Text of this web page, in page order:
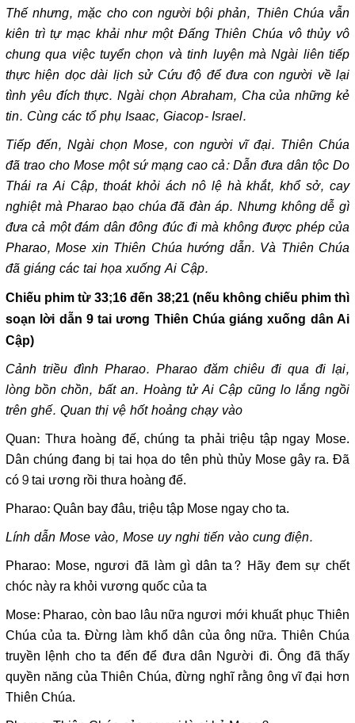
Thế nhưng, mặc cho con người bội phản, Thiên Chúa vẫn
kiên trì tự mạc khải như một Đấng Thiên Chúa vô thủy vô
chung qua việc tuyển chọn và tinh luyện mà Ngài liên tiếp
thực hiện dọc dài lịch sử Cứu độ để đưa con người về lại
tình yêu đích thực. Ngài chọn Abraham, Cha của những kẻ
tin. Cùng các tổ phụ Isaac, Giacop- Israel.
Tiếp đến, Ngài chọn Mose, con người vĩ đại. Thiên Chúa
đã trao cho Mose một sứ mạng cao cả: Dẫn đưa dân tộc Do
Thái ra Ai Cập, thoát khỏi ách nô lệ hà khắt, khổ sở, cay
nghiệt mà Pharao bạo chúa đã đàn áp. Nhưng không dễ gì
đưa cả một đám dân đông đúc đi mà không được phép của
Pharao, Mose xin Thiên Chúa hướng dẫn. Và Thiên Chúa
đã giáng các tai họa xuống Ai Cập.
Chiếu phim từ 33;16 đến 38;21 (nếu không chiếu phim thì
soạn lời dẫn 9 tai ương Thiên Chúa giáng xuống dân Ai
Cập)
Cảnh triều đình Pharao. Pharao đăm chiêu đi qua đi lại,
lòng bồn chồn, bất an. Hoàng tử Ai Cập cũng lo lắng ngồi
trên ghế. Quan thị vệ hốt hoảng chạy vào
Quan: Thưa hoàng đế, chúng ta phải triệu tập ngay Mose.
Dân chúng đang bị tai họa do tên phù thủy Mose gây ra. Đã
có 9 tai ương rồi thưa hoàng đế.
Pharao: Quân bay đâu, triệu tập Mose ngay cho ta.
Lính dẫn Mose vào, Mose uy nghi tiến vào cung điện.
Pharao: Mose, ngươi đã làm gì dân ta? Hãy đem sự chết
chóc này ra khỏi vương quốc của ta
Mose: Pharao, còn bao lâu nữa ngươi mới khuất phục Thiên
Chúa của ta. Đừng làm khổ dân của ông nữa. Thiên Chúa
truyền lệnh cho ta đến để đưa dân Người đi. Ông đã thấy
quyền năng của Thiên Chúa, đừng nghĩ rằng ông vĩ đại hơn
Thiên Chúa.